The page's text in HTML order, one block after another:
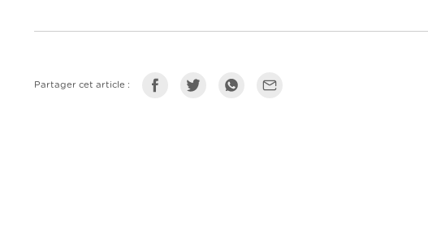
Partager cet article :